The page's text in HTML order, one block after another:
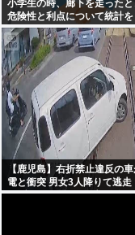
小学生の時、廊下を走った
危険性と利点について統計を
た奴がいた
【鹿児島】右折禁止違反の
電と衝突 男女3人降りて逃走
イブレコーダーに一部始終